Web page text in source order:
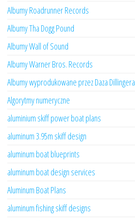
Albumy Roadrunner Records
Albumy Tha Dogg Pound
Albumy Wall of Sound
Albumy Warner Bros. Records
Albumy wyprodukowane przez Daza Dillingera
Algorytmy numeryczne
aluminium skiff power boat plans
aluminum 3.95m skiff design
aluminum boat blueprints
aluminum boat design services
Aluminum Boat Plans
aluminum fishing skiff designs